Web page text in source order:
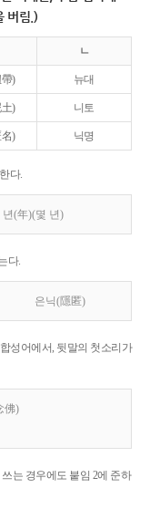
버림.)
ㄴ
) 뉴대
) 니토
) 닉명
다.
년(年)(몇 년)
다.
은닉(隱匿)
성어에서, 뒷말의 첫소리가
佛)
는 경우에도 붙임 2에 준하